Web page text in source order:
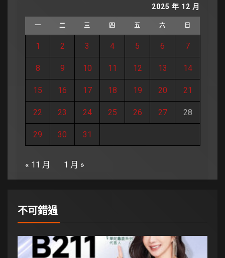
2025 年 12 月
一 二 三 四 五 六 日
1 2 3 4 5 6 7
8 9 10 11 12 13 14
15 16 17 18 19 20 21
22 23 24 25 26 27 28
29 30 31
« 11 月 1 月 »
不可錯過